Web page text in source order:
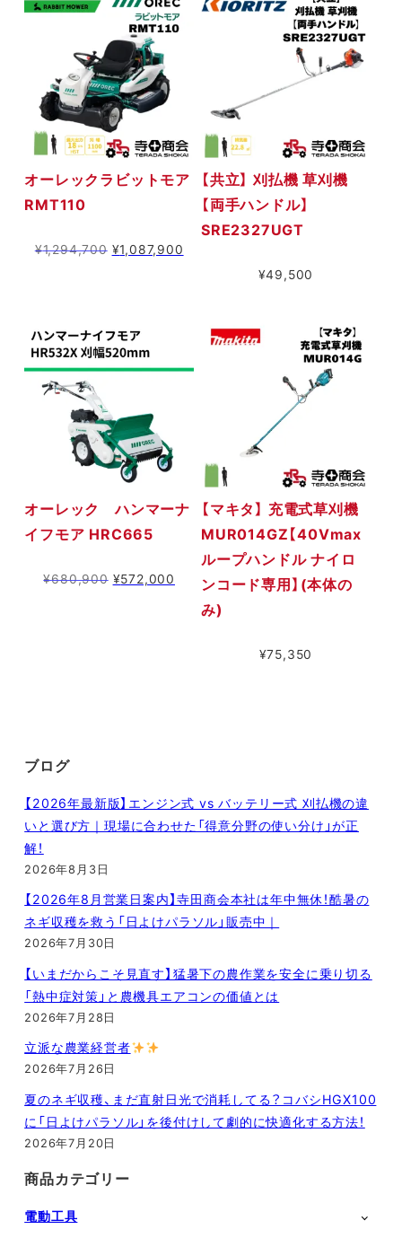
オーレックラビットモア
RMT110
¥1,294,700 元
は
¥1,294,700
た。
¥1,087,900
【共立】 刈払機 草刈機
【両手ハンドル】
SRE2327UGT
¥49,500
オーレック ハンマーナ
イフモア HRC665
¥680,900 元
¥572,000
【マキタ】 充電式草刈機
MUR014GZ【40Vmax
ループハンドル ナイロ
ンコード専用】(本体の
み)
¥75,350
ブログ
【2026年最新版】エンジン式 vs バッテリー式 刈払機の違
いと選び方｜現場に合わせた「得意分野の使い分け」が正
解！
2026年8月3日
【2026年8月営業日案内】寺田商会本社は年中無休！酷暑の
ネギ収穫を救う「日よけパラソル」販売中｜
2026年7月30日
【いまだからこそ見直す】猛暑下の農作業を安全に乗り切る
「熱中症対策」と農機具エアコンの価値とは
2026年7月28日
立派な農業経営者
2026年7月26日
夏のネギ収穫、まだ直射日光で消耗してる？コバシHGX100
に「日よけパラソル」を後付けして劇的に快適化する方法！
2026年7月20日
商品カテゴリー
電動工具